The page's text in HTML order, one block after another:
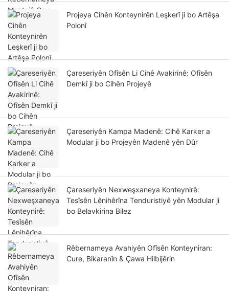
Projeya Cihên Konteynirên Leşkerî ji bo Artêşa
Polonî
Çareseriyên Ofîsên Li Cihê Avakirinê: Ofîsên
Demkî ji bo Cihên Projeyê
Çareseriyên Kampa Madenê: Cihê Karker a
Modular ji bo Projeyên Madenê yên Dûr
Çareseriyên Nexweşxaneya Konteynirê:
Tesîsên Lênihêrîna Tenduristiyê yên Modular ji
bo Belavkirina Bilez
Rêbernameya Avahiyên Ofîsên Konteyniran:
Cure, Bikaranîn & Çawa Hilbijêrin